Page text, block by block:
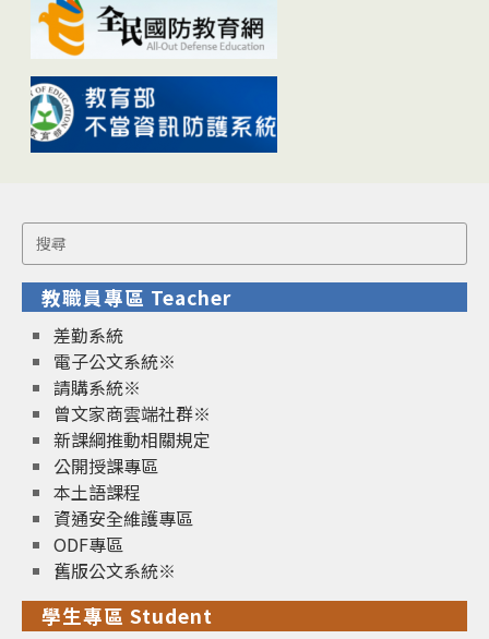
Search
for:
教職員專區 Teacher
差勤系統
電子公文系統※
請購系統※
曾文家商雲端社群※
新課綱推動相關規定
公開授課專區
本土語課程
資通安全維護專區
ODF專區
舊版公文系統※
學生專區 Student